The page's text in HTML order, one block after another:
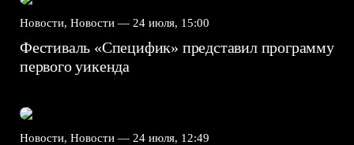
Новости, Новости — 24 июля, 15:00
Фестиваль «Специфик» представил программу
первого уикенда
Новости, Новости — 24 июля, 12:49